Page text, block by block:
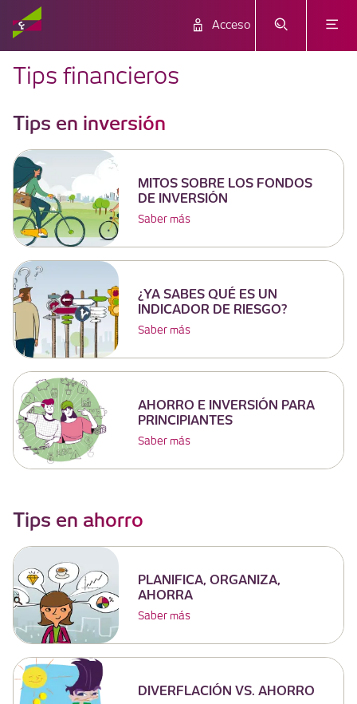
Acceso
Tips financieros
Tips en inversión
MITOS SOBRE LOS FONDOS
DE INVERSIÓN
Saber más
¿YA SABES QUÉ ES UN
INDICADOR DE RIESGO?
Saber más
AHORRO E INVERSIÓN PARA
PRINCIPIANTES
Saber más
Tips en ahorro
PLANIFICA, ORGANIZA,
AHORRA
Saber más
DIVERFLACIÓN VS. AHORRO